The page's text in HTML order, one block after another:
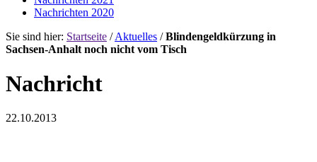
Nachrichten 2020
Sie sind hier: Startseite /Aktuelles /Blindengeldkürzung in
Sachsen-Anhalt noch nicht vom Tisch
Nachricht
22.10.2013